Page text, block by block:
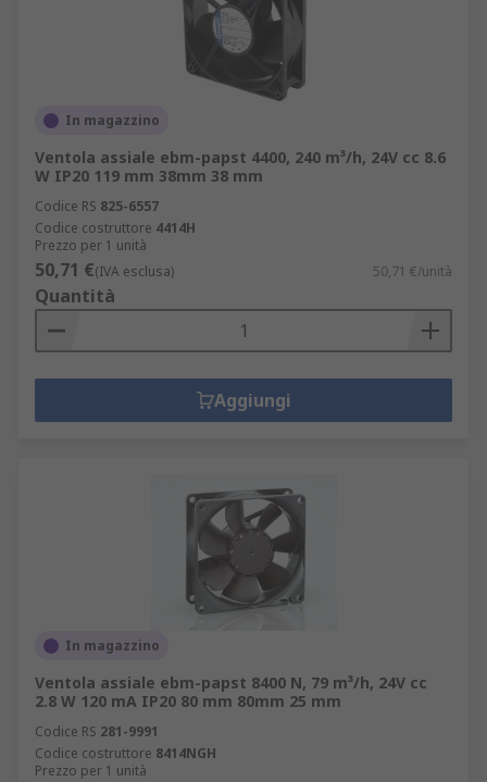
In magazzino
Ventola assiale ebm-papst 4400, 240 m³/h, 24V cc 8.6
W IP20 119 mm 38mm 38 mm
Codice RS 825-6557
Codice costruttore 4414H
Prezzo per 1 unità
50,71 €(IVA esclusa) 50,71 €/unità
Quantità
Aggiungi
In magazzino
Ventola assiale ebm-papst 8400 N, 79 m³/h, 24V cc
2.8 W 120 mA IP20 80 mm 80mm 25 mm
Codice RS 281-9991
Codice costruttore 8414NGH
Prezzo per 1 unità